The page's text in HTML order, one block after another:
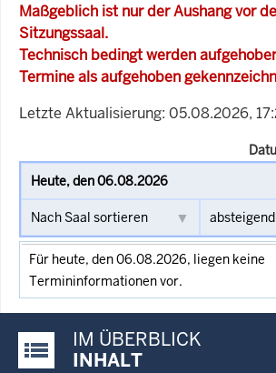
Maßgeblich ist nur der Aushang vor
Sitzungssaal.
Technisch bedingt werden
Termine als aufgehoben
Letzte Aktualisierung: 05.08.2026,
Für heute, den 06.08.2026, liegen keine
Termininformationen vor.
Justiz-Portal im Überblick:
IM ÜBERBLICK
INHALT